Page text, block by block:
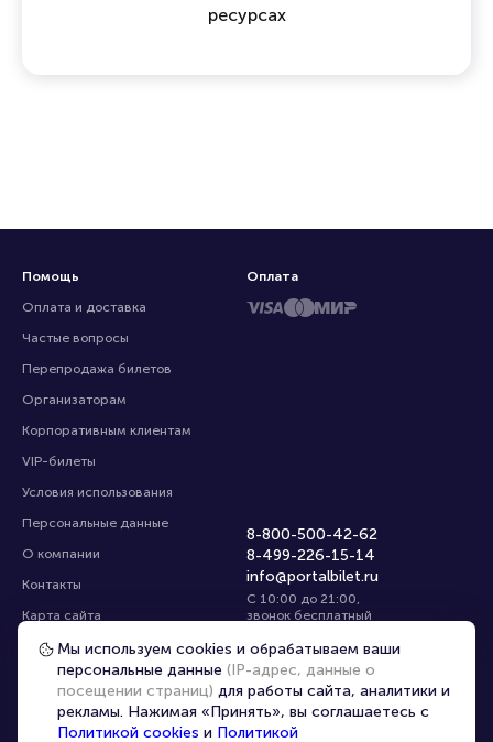
ресурсах
Помощь
Оплата и доставка
Частые вопросы
Перепродажа билетов
Организаторам
Корпоративным клиентам
VIP-билеты
Условия использования
Персональные данные
О компании
Контакты
Карта сайта
Управление cookies
8-800-500-42-62
8-499-226-15-14
info@portalbilet.ru
С 10:00 до 21:00,
звонок бесплатный
Все площадки
Оплата
Главная | Екатеринбург
Мы используем cookies и обрабатываем ваши
персональные данные (IP-адрес, данные о
посещении страниц) для работы сайта, аналитики и
рекламы. Нажимая «Принять», вы соглашаетесь с
Политикой cookies и Политикой